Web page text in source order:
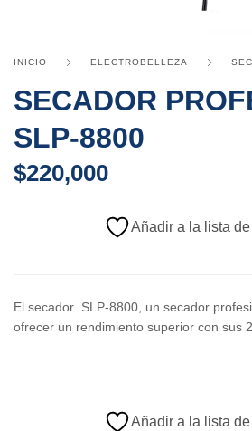
INICIO ELECTROBELLEZA
SECADOR
SLP-8800
$220,000
El secador SLP-8800, un secador
ofrecer un rendimiento superior con sus
Añadir a la lista
Añadir a la lista